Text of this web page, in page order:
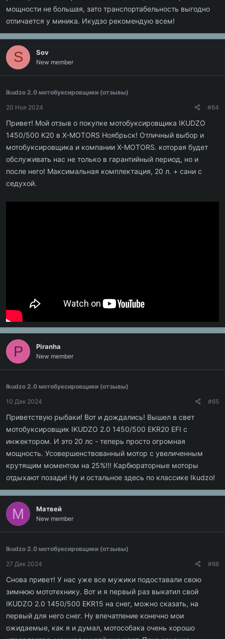
мощности не большая, зато транспортабельность выгодно
отличается у миника. Икудзо рекомендую всем!
S Sov
New member
Ikudzo 2.0 мотобуксировщики (отзывы)
20 Ноя 2024
#64
Привет! Мой отзыв о покупке мотобуксировщика IKUDZO
1450/500 K20 в X-MOTORS Ноябрьск! Отличный выбор и
мотобуксировщика и компании X-MOTORS. которая будет
обслуживать нас не только в гарантийный период, но и
после него! Максимальная комплектация, 20 л. + сани с
седухой.
P Piranha
New member
Ikudzo 2.0 мотобуксировщики (отзывы)
10 Дек 2024
#65
Приветствую рыбаки! Вот и дождались! Вышел в свет
мотобуксировщик IKUDZO 2.0 1450/500 EKR20 EFI с
инжектором. И это 20 лс - теперь просто огромная
мощность. Усовершенствованный мотор с увеличенным
крутящим моментом на 25%!!! Карбюраторные моторы
отдыхают позади! Ну и остальное здесь по классике Ikudzo!
М Матвей
New member
Ikudzo 2.0 мотобуксировщики (отзывы)
27 Дек 2024
#66
Снова привет! У нас уже все мужики подоставали свою
зимнюю мототехнику. Вот и я первый раз выкатил свой
IKUDZO 2.0 1450/500 EKR15 на снег, можно сказать, на
первый для него снег. Ну впечатление конечно мои
ожидаемые, как я и думал, мотособака очень хорошо